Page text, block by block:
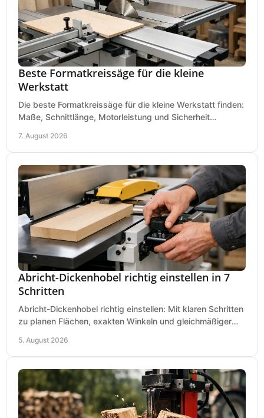
Beste Formatkreissäge für die kleine
Werkstatt
Die beste Formatkreissäge für die kleine Werkstatt finden:
Maße, Schnittlänge, Motorleistung und Sicherheit
7. August 2026
Abricht-Dickenhobel richtig einstellen in 7
Schritten
Abricht-Dickenhobel richtig einstellen: Mit klaren Schritten
zu planen Flächen, exakten Winkeln und gleichmäßiger
5. August 2026